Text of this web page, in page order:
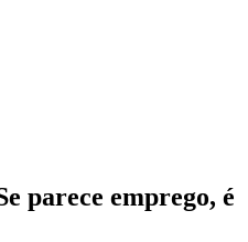
parece emprego, é